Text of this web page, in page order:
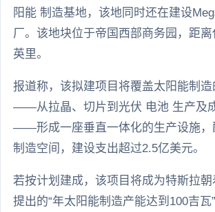
阳能 制造基地，该地同时还在建设
厂。该地块位于帝国西部商务园，距
英里。
报道称，该拟建项目将覆盖太阳能制
——从拉晶、切片到光伏 电池 生产及
——形成一座垂直一体化的生产设施，
制造空间，建设支出超过2.5亿美元。
若按计划建成，该项目将成为特斯拉朝
提出的“年太阳能制造产能达到100吉瓦